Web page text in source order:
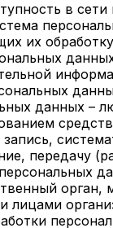
в
их
данных –
передачу
лицами